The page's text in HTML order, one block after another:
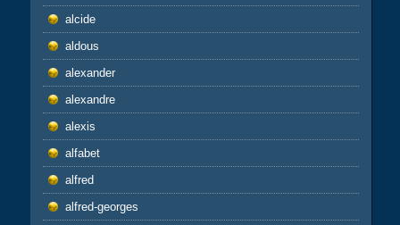
alcide
aldous
alexander
alexandre
alexis
alfabet
alfred
alfred-georges